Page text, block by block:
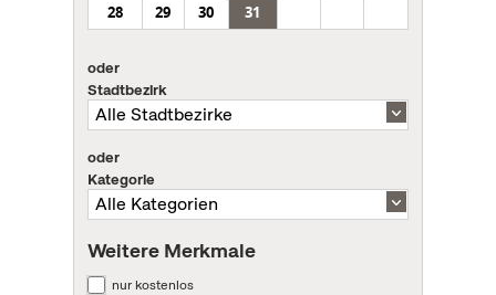
28
29 30 31
oder
Stadtbezirk
oder
Kategorie
Weitere Merkmale
nur kostenlos